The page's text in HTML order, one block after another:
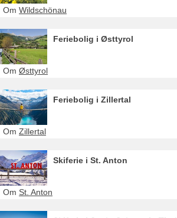
Om Wildschönau
Feriebolig i Østtyrol
Om Østtyrol
Feriebolig i Zillertal
Om Zillertal
Skiferie i St. Anton
Om St. Anton